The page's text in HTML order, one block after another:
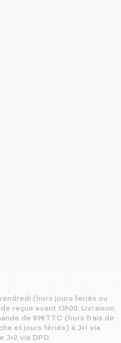
(hors jours fériés ou
reçue avant 13h00. Livraison
de 89€TTC (hors frais de
et jours fériés) à J+1 via
J+2 via DPD.
?
à
aucune